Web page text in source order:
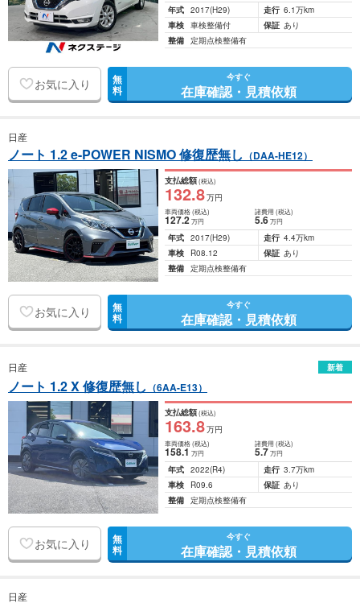
年式 2017(H29) 走行 6.1万km
車検 車検整備付 保証 あり
整備 定期点検整備有
お気に入り 無
料
今すぐ
在庫確認・見積依頼
日産
ノート 1.2 e-POWER NISMO 修復歴無し （DAA-HE12）
支払総額(税込)
132.8万円
車両価格(税込)
127.2万円
諸費用 (税込)
5.6 万円
年式 2017(H29) 走行 4.4万km
車検
R08.12 保証 あり
整備 定期点検整備有
お気に入り 無
料
今すぐ
在庫確認・見積依頼
日産 新着
ノート 1.2 X 修復歴無し （6AA-E13）
支払総額(税込)
163.8万円
車両価格(税込)
158.1万円
諸費用 (税込)
5.7 万円
年式 2022(R4) 走行 3.7万km
車検
R09.6 保証 あり
整備 定期点検整備有
お気に入り 無
料
今すぐ
在庫確認・見積依頼
日産